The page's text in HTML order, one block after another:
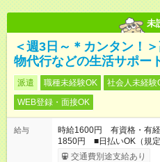
未
＜週3日～＊カンタン！
物代行などの生活サポー
派遣 職種未経験OK 社会人未経験
WEB登録・面接OK
給与
時給1600円 有資格・有
1850円 ■日払いOK（規
交通費別途支給あり